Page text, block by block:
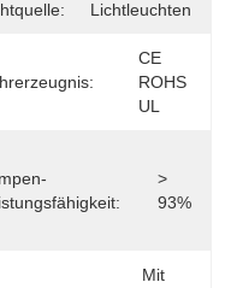
Lichtleuchten
CE
ROHS
UL
>
93%
Mit